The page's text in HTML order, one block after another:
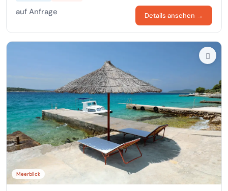
auf Anfrage Details ansehen →
Meerblick